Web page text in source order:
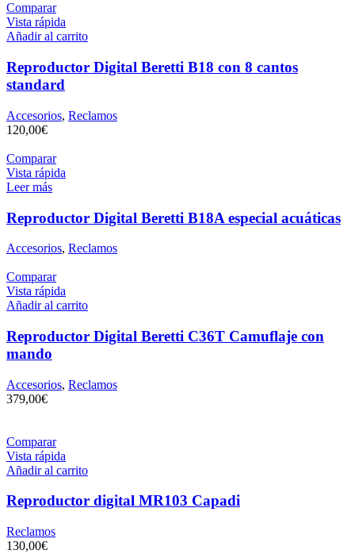
Comparar
Vista rápida
Añadir al carrito
Reproductor Digital Beretti B18 con 8 cantos
standard
Accesorios, Reclamos
120,00€
Comparar
Vista rápida
Leer más
Reproductor Digital Beretti B18A especial acuáticas
Accesorios, Reclamos
Comparar
Vista rápida
Añadir al carrito
Reproductor Digital Beretti C36T Camuflaje con
mando
Accesorios, Reclamos
379,00€
Comparar
Vista rápida
Añadir al carrito
Reproductor digital MR103 Capadi
Reclamos
130,00€